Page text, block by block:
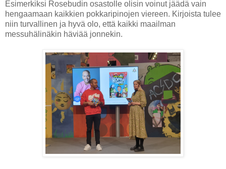
Esimerkiksi Rosebudin osastolle olisin voinut jäädä vain
hengaamaan kaikkien pokkaripinojen viereen. Kirjoista tulee
niin turvallinen ja hyvä olo, että kaikki maailman
messuhälinäkin häviää jonnekin.